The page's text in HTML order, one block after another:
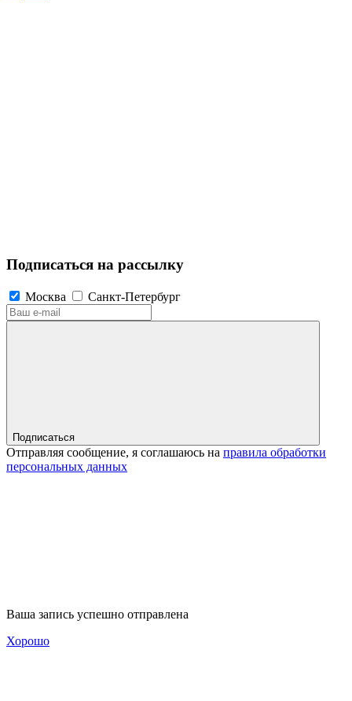
Подписаться на рассылку
Москва Санкт-Петербург
Подписаться
Отправляя сообщение, я соглашаюсь на правила обработки
персональных данных
Ваша запись успешно отправлена
Хорошо